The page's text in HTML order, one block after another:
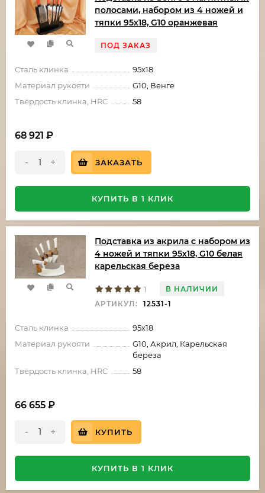
полосами, набором из 4 ножей и
тяпки 95х18, G10 оранжевая
ПОД ЗАКАЗ
Сталь клинка
95х18
Материал рукояти
G10, Венге
Твёрдость клинка, HRC
58
68 921 ₽
- + ЗАКАЗАТЬ
КУПИТЬ В 1 КЛИК
Подставка из акрила с набором из
4 ножей и тяпки 95х18, G10 белая
карельская береза
1
В НАЛИЧИИ
АРТИКУЛ:
12531-1
Сталь клинка
95х18
Материал рукояти
G10, Акрил, Карельская
береза
Твёрдость клинка, HRC
58
66 655 ₽
- + КУПИТЬ
КУПИТЬ В 1 КЛИК